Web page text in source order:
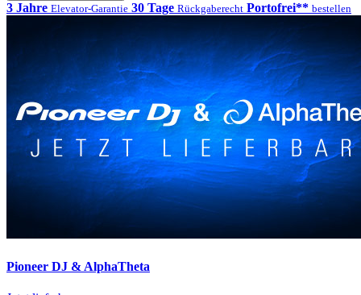
3 Jahre Elevator-Garantie 30 Tage Rückgaberecht Portofrei** bestellen
Pioneer DJ & AlphaTheta